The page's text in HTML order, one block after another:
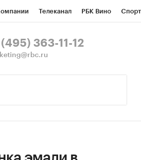
Телеканал РБК Вино Спорт
Спецпроекты
(495) 363-11-12